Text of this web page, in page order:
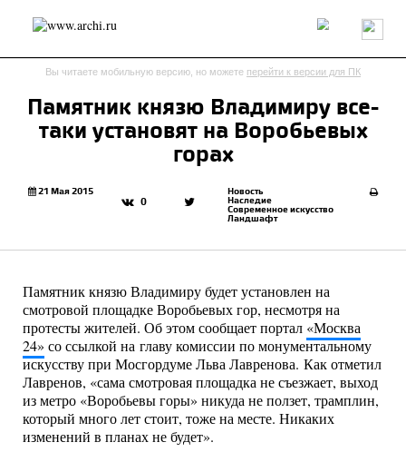
Россия Мир Технологии Интерьер Пресса
Архитекторы
send.project
Исследование
Обзор
Результаты конкурса
Архитектура
Выставка
Вы читаете мобильную версию, но можете перейти к версии для ПК
Памятник князю Владимиру все-
таки установят на Воробьевых
горах
21 Мая 2015
0
Новость
Наследие
Современное искусство
Ландшафт
Памятник князю Владимиру будет установлен на
смотровой площадке Воробьевых гор, несмотря на
протесты жителей. Об этом сообщает портал «Москва
24» со ссылкой на главу комиссии по монументальному
искусству при Мосгордуме Льва Лавренова. Как отметил
Лавренов, «сама смотровая площадка не съезжает, выход
из метро «Воробьевы горы» никуда не ползет, трамплин,
который много лет стоит, тоже на месте. Никаких
изменений в планах не будет».